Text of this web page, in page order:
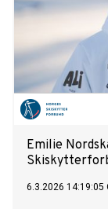
Emilie
6.3.2026 14:19:05